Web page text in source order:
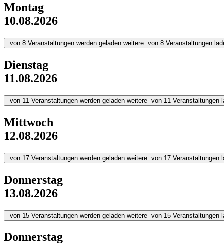
Montag
10.08.2026
von 8 Veranstaltungen werden geladen weitere von 8 Veranstaltungen
Dienstag
11.08.2026
von 11 Veranstaltungen werden geladen weitere von 11 Veranstaltungen
Mittwoch
12.08.2026
von 17 Veranstaltungen werden geladen weitere von 17 Veranstaltungen
Donnerstag
13.08.2026
von 15 Veranstaltungen werden geladen weitere von 15 Veranstaltungen
Donnerstag